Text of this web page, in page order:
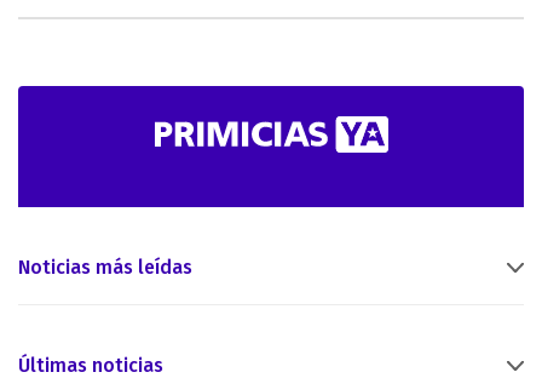
Noticias más leídas
Últimas noticias